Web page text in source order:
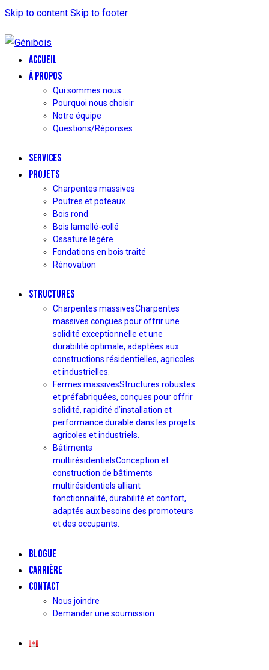
Skip to content Skip to footer
ACCUEIL
À PROPOS
Qui sommes nous
Pourquoi nous choisir
Notre équipe
Questions/Réponses
SERVICES
PROJETS
Charpentes massives
Poutres et poteaux
Bois rond
Bois lamellé-collé
Ossature légère
Fondations en bois traité
Rénovation
STRUCTURES
Charpentes massivesCharpentes
massives conçues pour offrir une
solidité exceptionnelle et une
durabilité optimale, adaptées aux
constructions résidentielles, agricoles
et industrielles.
Fermes massivesStructures robustes
et préfabriquées, conçues pour offrir
solidité, rapidité d’installation et
performance durable dans les projets
agricoles et industriels.
Bâtiments
multirésidentielsConception et
construction de bâtiments
multirésidentiels alliant
fonctionnalité, durabilité et confort,
adaptés aux besoins des promoteurs
et des occupants.
BLOGUE
CARRIÈRE
CONTACT
Nous joindre
Demander une soumission